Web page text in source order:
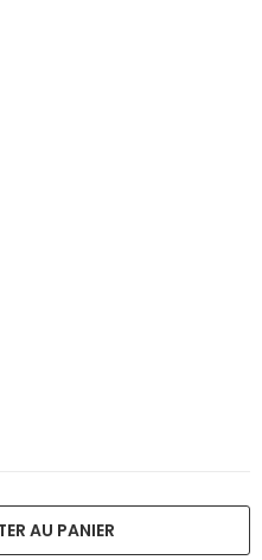
AU PANIER